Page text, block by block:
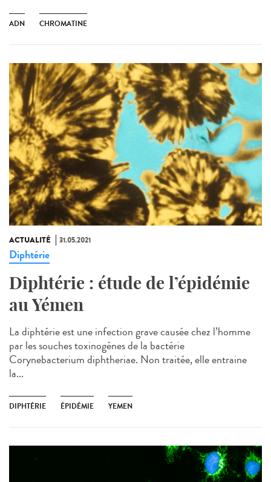
ADN CHROMATINE
ACTUALITÉ 31.05.2021
Diphtérie
Diphtérie : étude de l’épidémie
au Yémen
La diphtérie est une infection grave causée chez l’homme
par les souches toxinogènes de la bactérie
Corynebacterium diphtheriae. Non traitée, elle entraine
la...
DIPHTÉRIE ÉPIDÉMIE YEMEN